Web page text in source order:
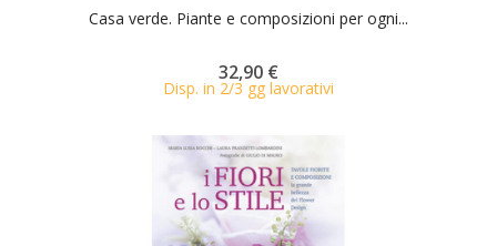
Casa verde. Piante e composizioni per ogni...
32,90 €
Disp. in 2/3 gg lavorativi